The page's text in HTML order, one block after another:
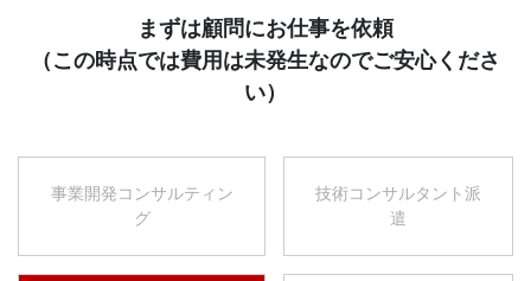
まずは顧問にお仕事を依頼
（この時点では費用は未発生なのでご安心くださ
い）
事業開発コンサルティン
グ
技術コンサルタント派
遣